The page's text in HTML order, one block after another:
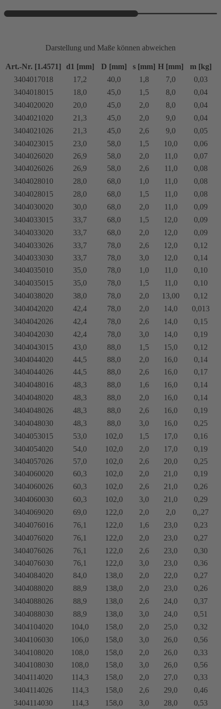
Darstellung und Maße können abweichen
Art.-Nr. [1.4571] d1 [mm] D [mm] s [mm] H [mm]
m [kg]
3404017018
17,2 40,0 1,8 7,0
0,03
3404018015
18,0 45,0 1,5 8,0
0,04
3404020020
20,0 45,0 2,0 8,0
0,04
3404021020
21,3 45,0 2,0 9,0
0,04
3404021026
21,3 45,0 2,6 9,0
0,05
3404023015
23,0 58,0 1,5 10,0
0,06
3404026020
26,9 58,0 2,0 11,0
0,07
3404026026
26,9 58,0 2,6 11,0
0,08
3404028010
28,0 68,0 1,0 11,0
0,08
3404028015
28,0 68,0 1,5 11,0
0,08
3404030020
30,0 68,0 2,0 11,0
0,09
3404033015
33,7 68,0 1,5 12,0
0,09
3404033020
33,7 68,0 2,0 12,0
0,09
3404033026
33,7 78,0 2,6 12,0
0,12
3404033030
33,7 78,0 3,0 12,0
0,14
3404035010
35,0 78,0 1,0 11,0
0,10
3404035015
35,0 78,0 1,5 11,0
0,10
3404038020
38,0 78,0 2,0 13,00
0,12
3404042020
42,4 78,0 2,0 14,0
0,013
3404042026
42,4 78,0 2,6 14,0
0,15
3404042030
42,4 78,0 3,0 14,0
0,19
3404043015
43,0 88,0 1,5 15,0
0,12
3404044020
44,5 88,0 2,0 16,0
0,14
3404044026
44,5 88,0 2,6 16,0
0,17
3404048016
48,3 88,0 1,6 16,0
0,14
3404048020
48,3 88,0 2,0 16,0
0,14
3404048026
48,3 88,0 2,6 16,0
0,19
3404048030
48,3 88,0 3,0 16,0
0,25
3404053015
53,0 102,0 1,5 17,0
0,16
3404054020
54,0 102,0 2,0 17,0
0,19
3404057026
57,0 102,0 2,6 20,0
0,25
3404060020
60,3 102,0 2,0 21,0
0,19
3404060026
60,3 102,0 2,6 21,0
0,26
3404060030
60,3 102,0 3,0 21,0
0,29
3404069020
69,0 122,0 2,0 2,0
0,,27
3404076016
76,1 122,0 1,6 23,0
0,23
3404076020
76,1 122,0 2,0 23,0
0,27
3404076026
76,1 122,0 2,6 23,0
0,30
3404076030
76,1 122,0 3,0 23,0
0,36
3404084020
84,0 138,0 2,0 22,0
0,27
3404088020
88,9 138,0 2,0 23,0
0,26
3404088026
88,9 138,0 2,6 24,0
0,37
3404088030
88,9 138,0 3,0 24,0
0,51
3404104020
104,0 158,0 2,0 25,0
0,32
3404106030
106,0 158,0 3,0 26,0
0,56
3404108020
108,0 158,0 2,0 26,0
0,33
3404108030
108,0 158,0 3,0 26,0
0,56
3404114020
114,3 158,0 2,0 27,0
0,33
3404114026
114,3 158,0 2,6 29,0
0,46
3404114030
114,3 158,0 3,0 28,0 0,53